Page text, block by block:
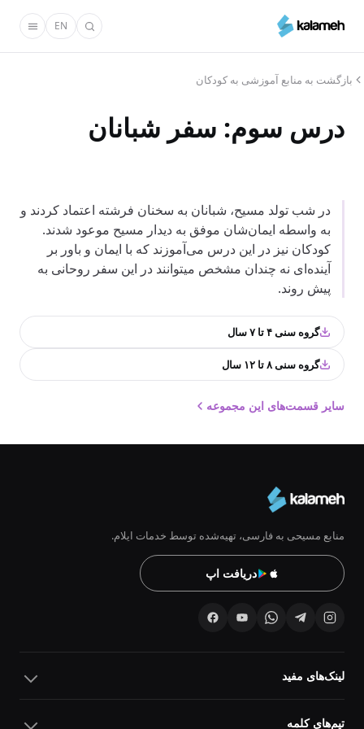
محتوای
EN
بازگشت به منابع آموزشی به کودکان
درس سوم: سفر شبانان
در شب تولد مسیح، شبانان به سخنان فرشته اعتماد کردند و
به واسطه ایمان‌شان موفق به دیدار مسیح موعود شدند.
کودکان نیز در این درس می‌آموزند که با ایمان و باور بر
آینده‌ای نه چندان مشخص می‎توانند در این سفر روحانی به
پیش روند.
گروه سنی ۴ تا ۷ سال
گروه سنی ۸ تا ۱۲ سال
سایر قسمت‌های این مجموعه
منابع مسیحی به فارسی، تهیه‌شده توسط خدمات ایلام.
دریافت اپ
لینک‌های مفید
تیم‌های کلمه